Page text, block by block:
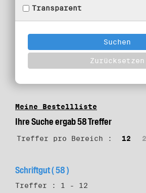
Transparent
Meine Bestellliste
Ihre Suche ergab 58 Treffer
Treffer pro Bereich : 12
Schriftgut ( 58 )
Treffer : 1 - 12